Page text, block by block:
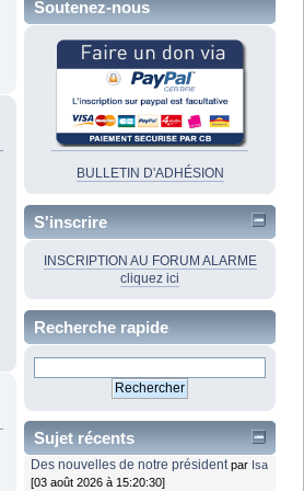
Soutenez-nous
BULLETIN D'ADHÉSION
S'inscrire
INSCRIPTION AU FORUM ALARME
cliquez ici
Recherche rapide
Sujet récents
Des nouvelles de notre président par Isa
[03 août 2026 à 15:20:30]